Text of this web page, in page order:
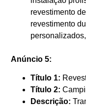
revestimento
revestimento
Anúncio 5:
Título 1:
Título 2:
Descrição: